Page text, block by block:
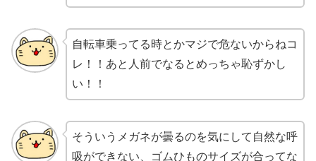
自転車乗ってる時とかマジで危ないからねコ
レ！！あと人前でなるとめっちゃ恥ずかし
い！！
そういうメガネが曇るのを気にして自然な呼
吸ができない、ゴムひものサイズが合ってな